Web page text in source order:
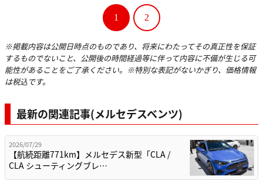
1 2
※掲載内容は公開日時点のものであり、将来にわたってその真正性を保証
するものでないこと、公開後の時間経過等に伴って内容に不備が生じる可
能性があることをご了承ください。※特別な表記がないかぎり、価格情報
は税込です。
最新の関連記事(メルセデスベンツ)
2026/07/29
【航続距離771km】メルセデス新型「CLA /
CLA シューティングブレ…